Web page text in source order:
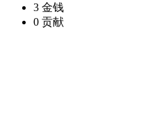
3 金钱
0 贡献